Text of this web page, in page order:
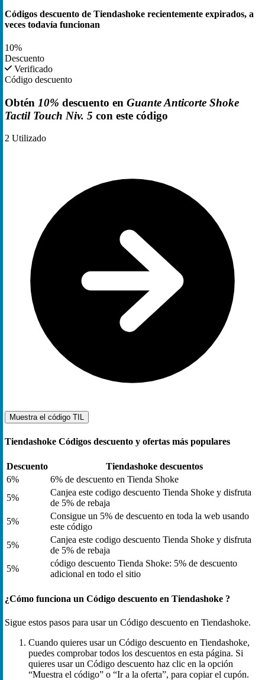
Códigos descuento de Tiendashoke recientemente expirados, a
veces todavía funcionan
10%
Descuento
Verificado
Código descuento
Obtén 10% descuento en Guante Anticorte Shoke
Tactil Touch Niv. 5 con este código
2 Utilizado
Muestra el código TIL
Tiendashoke Códigos descuento y ofertas más populares
Descuento
Tiendashoke descuentos
6%
6% de descuento en Tienda Shoke
5%
Canjea este codigo descuento Tienda Shoke y disfruta
de 5% de rebaja
5%
Consigue un 5% de descuento en toda la web usando
este código
5%
Canjea este codigo descuento Tienda Shoke y disfruta
de 5% de rebaja
5%
código descuento Tienda Shoke: 5% de descuento
adicional en todo el sitio
¿Cómo funciona un Código descuento en Tiendashoke ?
Sigue estos pasos para usar un Código descuento en Tiendashoke.
Cuando quieres usar un Código descuento en Tiendashoke,
puedes comprobar todos los descuentos en esta página. Si
quieres usar un Código descuento haz clic en la opción
“Muestra el código” o “Ir a la oferta”, para copiar el cupón.